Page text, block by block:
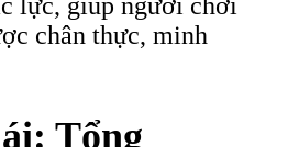
chân thực, minh
Tổng